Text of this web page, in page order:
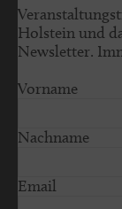
Holstein und
Newsletter.
Vorname
Nachname
Email